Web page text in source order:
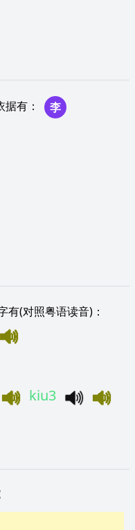
据有 ：
李
有(对照粤语读音)：
kiu3